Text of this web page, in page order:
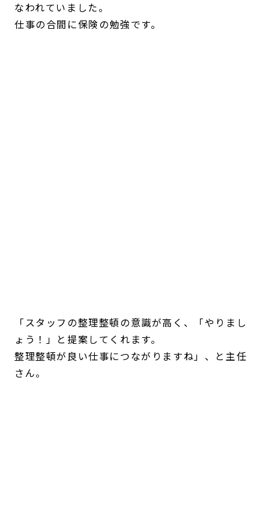
なわれていました。
仕事の合間に保険の勉強です。
「スタッフの整理整頓の意識が高く、「やりまし
ょう！」と提案してくれます。
整理整頓が良い仕事につながりますね」、と主任
さん。